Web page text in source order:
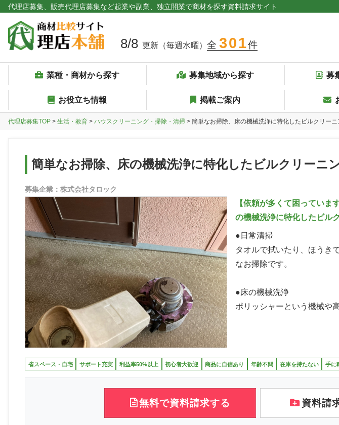
代理店募集、販売代理店募集など起業や副業、独立開業で商材を探す資料請求サイト
8/8 更新（毎週水曜） 全 301件
業種・商材から探す 募集地域から探す 募
お役立ち情報 掲載ご案内
代理店募集TOP > 生活・教育 > ハウスクリーニング・掃除・清掃 > 簡単なお掃除、床の機械洗浄に特化したビルクリー
簡単なお掃除、床の機械洗浄に特化したビルクリーニ
募集企業：株式会社タロック
【依頼が多くて困っていま
の機械洗浄に特化したビル
●日常清掃
タオルで拭いたり、ほうき
なお掃除です。
●床の機械洗浄
ポリッシャーという機械や
省スペース・自宅 サポート充実 利益率50%以上 初心者大歓迎 商品に自信あり 年齢不問 在庫を持たない 手に
無料で資料請求する 資料請